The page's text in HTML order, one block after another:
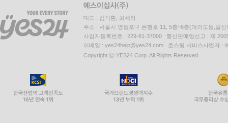
대표 : 김석환, 최세라
주소 : 서울시 영등포구 은행로 11, 5층~6층(여의도동,일신
사업자등록번호 : 229-81-37000 통신판매업신고 : 제
이메일 : yes24help@yes24.com 호스팅 서비스사업자 :
Copyright ⓒ YES24 Corp. All Rights Reserved.